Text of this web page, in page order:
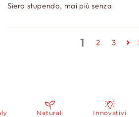
Siero stupendo, mai più senza
1 2 3
Naturali Innovativi